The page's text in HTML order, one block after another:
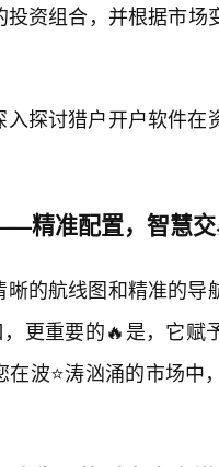
资组合，并根据市场
入探讨猎户开户软件
精准配置，智慧
的航线图和精准的导
更重要的🔥是，它
波⭐涛汹涌的市场中